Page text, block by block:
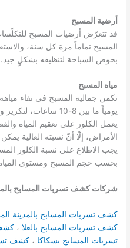
أرضية المسبح
قد تتعرّض أرضيات المسبح
المسبح تماماً مرة كل سنة،
بحوض السباحة لتنظيفه بشكلٍ جيد.
مياه المسبح
تكمن جمالية المسبح في نقاء
يومياً ما بين 8-10
يعمل الكلور على تعقيم المياه
الأمراض، إلّا أنّ نسبته العالية
يجب الاطلاع على نسبة الكلور
بحسب حجم المسبح ومستوى
شركات كشف تسربات المسابح
كشف تسربات المسابح بالمدينة
كشف تسربات المسابح بالعلا ،
تسربات المسابح بسكاكا ،كشف